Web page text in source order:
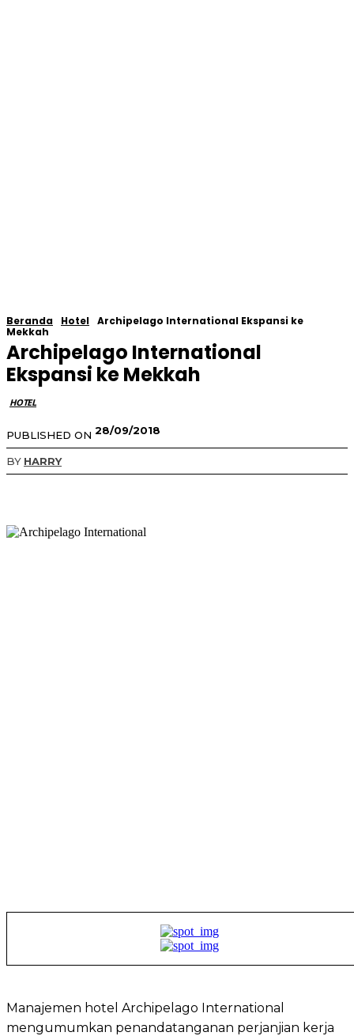
Beranda Hotel Archipelago International Ekspansi ke
Mekkah
Archipelago International
Ekspansi ke Mekkah
HOTEL
PUBLISHED ON 28/09/2018
BY HARRY
Manajemen hotel Archipelago International
mengumumkan penandatanganan perjanjian kerja